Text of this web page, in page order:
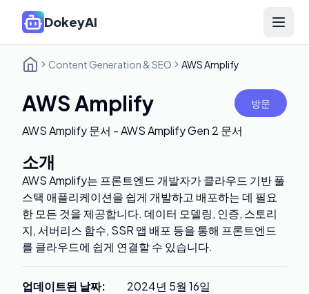
DokeyAI Open
Content Generation & SEO AWS Amplify
AWS Amplify 방문
AWS Amplify 문서 - AWS Amplify Gen 2 문서
소개
AWS Amplify는 프론트엔드 개발자가 클라우드 기반 풀
스택 애플리케이션을 쉽게 개발하고 배포하는 데 필요
한 모든 것을 제공합니다. 데이터 모델링, 인증, 스토리
지, 서버리스 함수, SSR 앱 배포 등을 통해 프론트엔드
를 클라우드에 쉽게 연결할 수 있습니다.
업데이트된 날짜:
2024년 5월 16일